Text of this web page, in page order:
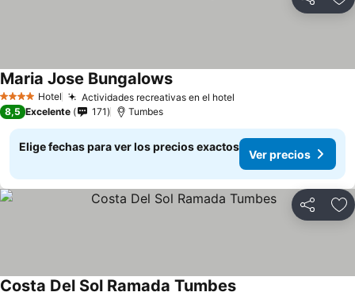
Compartir
4 EstrellasHotel Actividades recreativas en el hotel
Maria Jose Bungalows
8,5 Excelente 171 Tumbes
Elige fechas para ver los precios exactos
Ver precios
Compartir
Costa Del Sol Ramada Tumbes